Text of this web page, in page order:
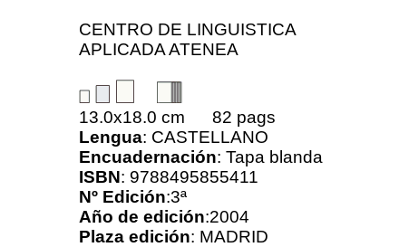
CENTRO DE LINGUISTICA
APLICADA ATENEA
13.0x18.0 cm 82 pags
Lengua: CASTELLANO
Encuadernación: Tapa blanda
ISBN: 9788495855411
Nº Edición:3ª
Año de edición:2004
Plaza edición: MADRID